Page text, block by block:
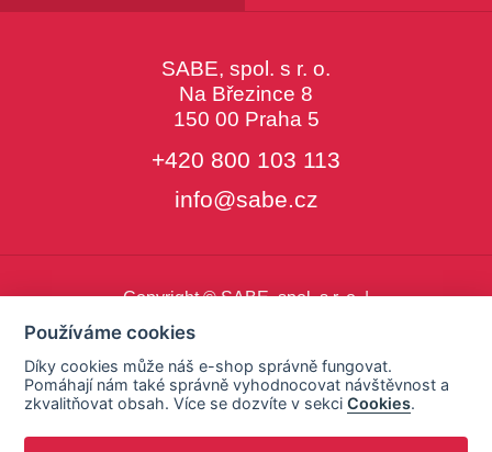
SABE, spol. s r. o.
Na Březince 8
150 00 Praha 5
+420 800 103 113
info@sabe.cz
Copyright © SABE, spol. s r. o. |
Používáme cookies
Díky cookies může náš e-shop správně fungovat.
Pomáhají nám také správně vyhodnocovat návštěvnost a
zkvalitňovat obsah. Více se dozvíte v sekciCookies.